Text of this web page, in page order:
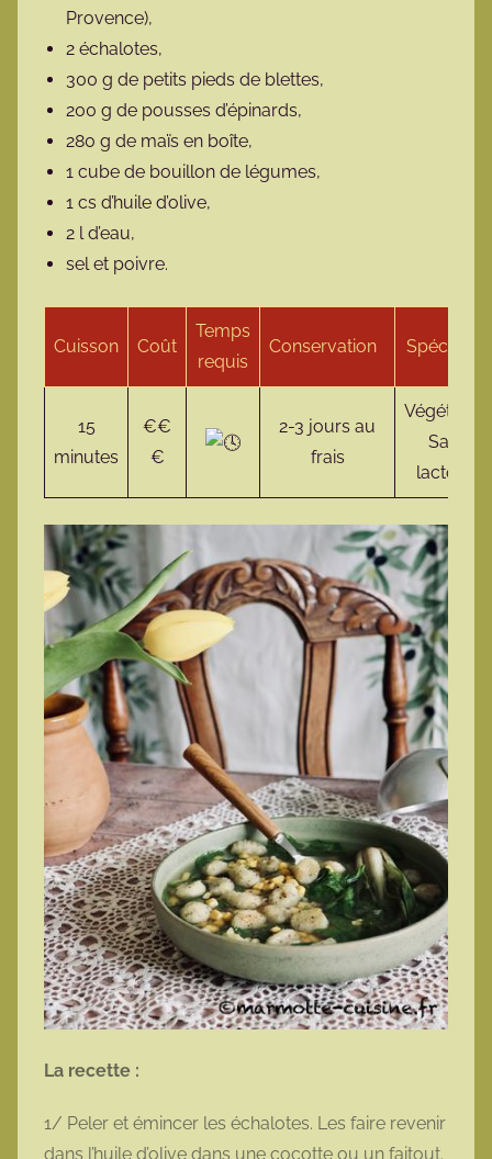
Provence),
2 échalotes,
300 g de petits pieds de blettes,
200 g de pousses d’épinards,
280 g de maïs en boîte,
1 cube de bouillon de légumes,
1 cs d’huile d’olive,
2 l d’eau,
sel et poivre.
Cuisson Coût
Temps
requis
Conservation Spécificité
15
minutes
€€
€
2-3 jours au
frais
Végétarien
Sans
lactose
La recette :
1/ Peler et émincer les échalotes. Les faire revenir
dans l’huile d’olive dans une cocotte ou un faitout.